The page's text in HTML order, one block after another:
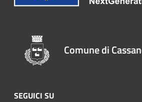
Comune di
SEGUICI SU